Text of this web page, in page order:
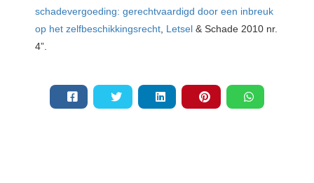
schadevergoeding: gerechtvaardigd door een inbreuk
op het zelfbeschikkingsrecht Letsel & Schade 2010 nr.
4”.